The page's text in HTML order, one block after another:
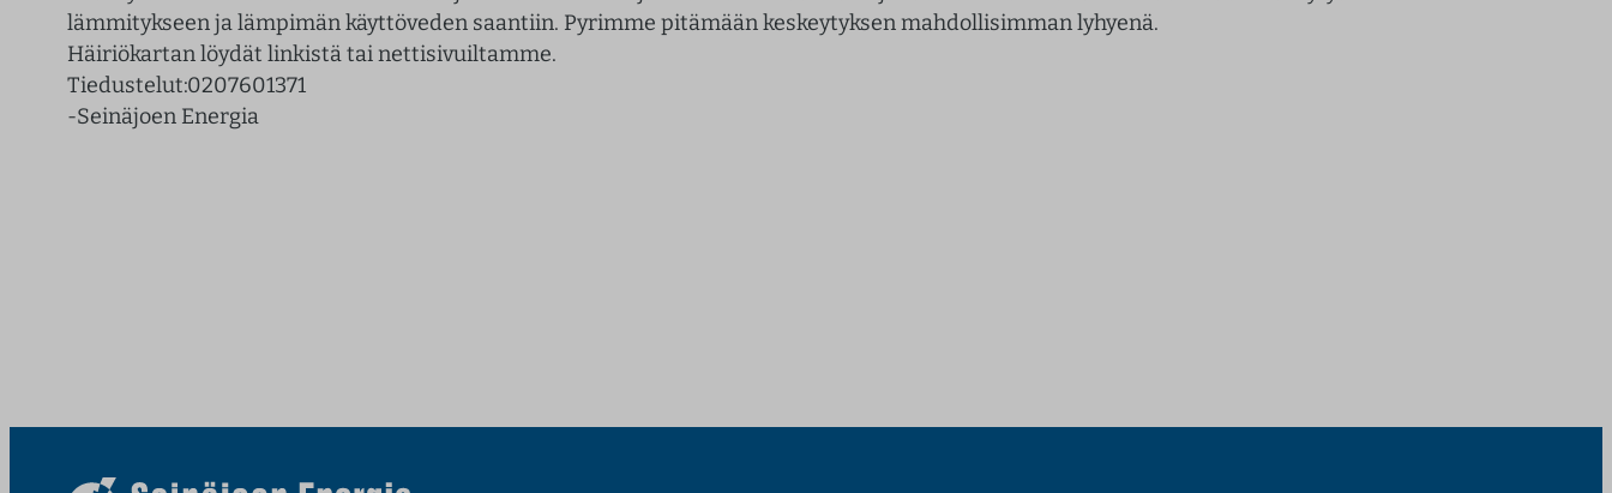
lämmitykseen ja lämpimän käyttöveden saantiin. Pyrimme pitämään keskeytyksen mahdollisimman lyhyenä.
Häiriökartan löydät linkistä tai nettisivuiltamme.
Tiedustelut:0207601371
-Seinäjoen Energia